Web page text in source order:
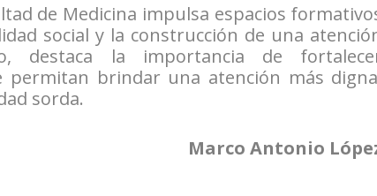
de Medicina impulsa espacios
social y la construcción de una
destaca la importancia de
permitan brindar una atención más
sorda.
Marco Antonio